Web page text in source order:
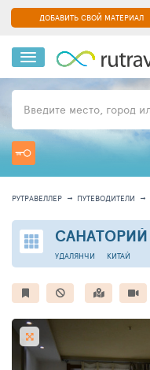
ДОБАВИТЬ СВОЙ МАТЕРИАЛ
Введите место, город
РУТРАВЕЛЛЕР ПУТЕВОДИТЕЛИ
КИТАЙ
УДАЛЯНЧИ